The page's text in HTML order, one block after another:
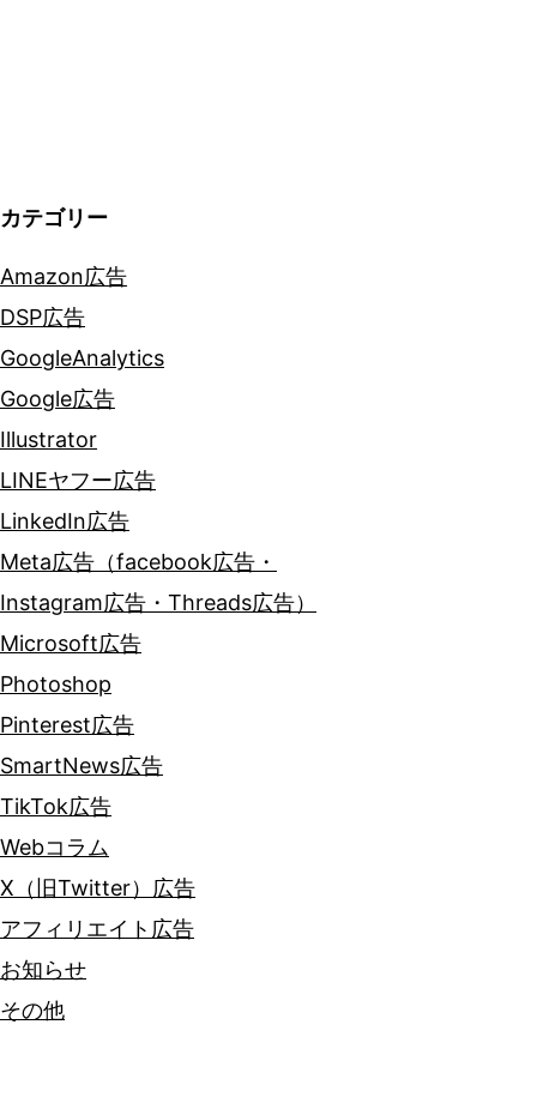
カテゴリー
Amazon広告
DSP広告
GoogleAnalytics
Google広告
Illustrator
LINEヤフー広告
LinkedIn広告
Meta広告（facebook広告・
Instagram広告・Threads広告）
Microsoft広告
Photoshop
Pinterest広告
SmartNews広告
TikTok広告
Webコラム
X（旧Twitter）広告
アフィリエイト広告
お知らせ
その他